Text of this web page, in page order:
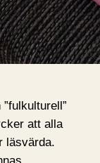
att alla
läsvärda.